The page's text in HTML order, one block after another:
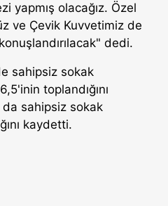
yapmış olacağız. Özel
ve Çevik Kuvvetimiz de
dedi.
sahipsiz sokak
toplandığını
sahipsiz sokak
kaydetti.